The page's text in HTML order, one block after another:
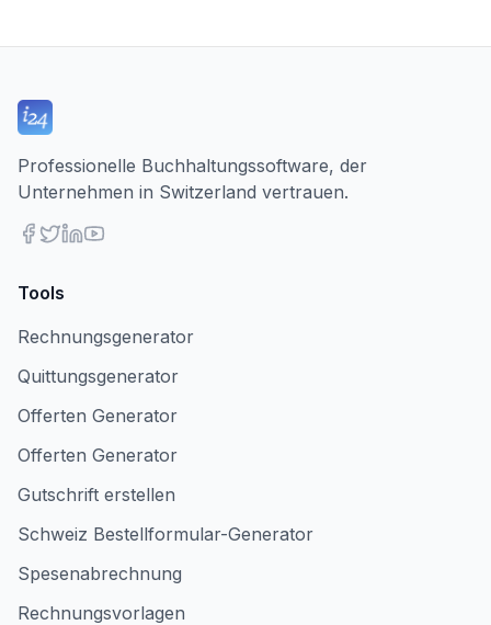
Professionelle Buchhaltungssoftware, der
Unternehmen in Switzerland vertrauen.
Tools
Rechnungsgenerator
Quittungsgenerator
Offerten Generator
Offerten Generator
Gutschrift erstellen
Schweiz Bestellformular-Generator
Spesenabrechnung
Rechnungsvorlagen